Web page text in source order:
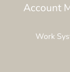
Account
Work